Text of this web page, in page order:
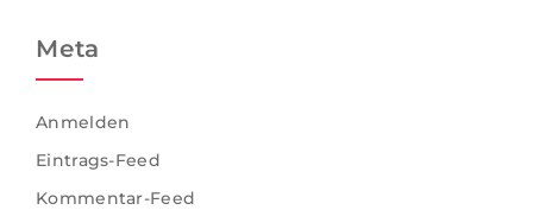
Meta
Anmelden
Eintrags-Feed
Kommentar-Feed